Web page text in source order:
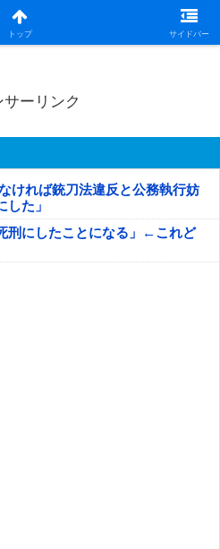
トップ サイドバー
サーリンク
ければ銃刀法違反と公務執行妨
た」
刑にしたことになる」←これど